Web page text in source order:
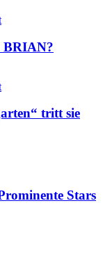
BRIAN?
tritt sie
Stars